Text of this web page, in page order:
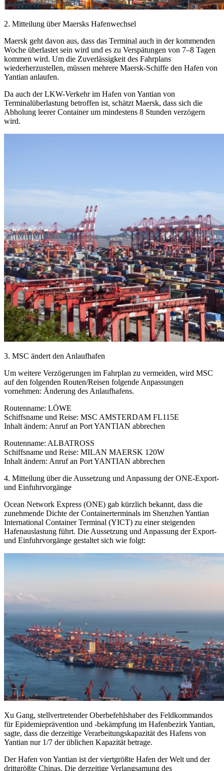
2. Mitteilung über Maersks Hafenwechsel
Maersk geht davon aus, dass das Terminal auch in der kommenden
Woche überlastet sein wird und es zu Verspätungen von 7–8 Tagen
kommen wird. Um die Zuverlässigkeit des Fahrplans
wiederherzustellen, müssen mehrere Maersk-Schiffe den Hafen von
Yantian anlaufen.
Da auch der LKW-Verkehr im Hafen von Yantian von
Terminalüberlastung betroffen ist, schätzt Maersk, dass sich die
Abholung leerer Container um mindestens 8 Stunden verzögern
wird.
3. MSC ändert den Anlaufhafen
Um weitere Verzögerungen im Fahrplan zu vermeiden, wird MSC
auf den folgenden Routen/Reisen folgende Anpassungen
vornehmen: Änderung des Anlaufhafens.
Routenname: LÖWE
Schiffsname und Reise: MSC AMSTERDAM FL115E
Inhalt ändern: Anruf an Port YANTIAN abbrechen
Routenname: ALBATROSS
Schiffsname und Reise: MILAN MAERSK 120W
Inhalt ändern: Anruf an Port YANTIAN abbrechen
4. Mitteilung über die Aussetzung und Anpassung der ONE-Export-
und Einfuhrvorgänge
Ocean Network Express (ONE) gab kürzlich bekannt, dass die
zunehmende Dichte der Containerterminals im Shenzhen Yantian
International Container Terminal (YICT) zu einer steigenden
Hafenauslastung führt. Die Aussetzung und Anpassung der Export-
und Einfuhrvorgänge gestaltet sich wie folgt:
Xu Gang, stellvertretender Oberbefehlshaber des Feldkommandos
für Epidemieprävention und -bekämpfung im Hafenbezirk Yantian,
sagte, dass die derzeitige Verarbeitungskapazität des Hafens von
Yantian nur 1/7 der üblichen Kapazität betrage.
Der Hafen von Yantian ist der viertgrößte Hafen der Welt und der
drittgrößte Chinas. Die derzeitige Verlangsamung des